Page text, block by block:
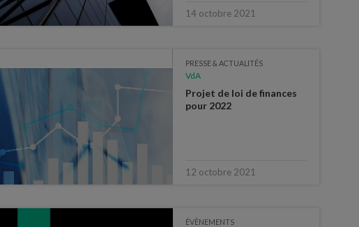
14 octobre 2021
PRESSE & ACTUALITÉS
VdA
Projet de loi de finances
pour 2022
12 octobre 2021
ÉVÈNEMENTS